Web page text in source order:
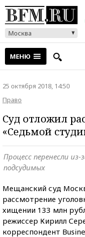
Москва
МЕНЮ
25 октября 2018, 14:50
Право
Суд отложил
«Седьмой
Процесс перенесли
подсудимых
Мещанский суд
рассмотрение
хищении 133 млн
режиссер Кирилл
корреспондент